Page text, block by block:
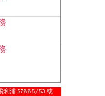
利浦 S7885/53 或